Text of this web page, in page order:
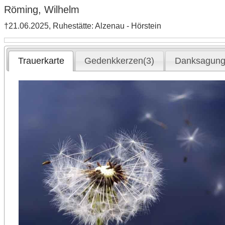
Röming, Wilhelm
†21.06.2025, Ruhestätte: Alzenau - Hörstein
Trauerkarte Gedenkkerzen(3)